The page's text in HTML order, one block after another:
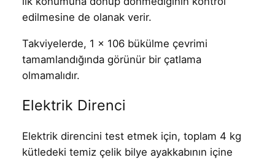
edilmesine de olanak verir.
Takviyelerde, 1 x 106 bükülme çevrimi
tamamlandığında görünür bir çatlama
olmamalıdır.
Elektrik Direnci
Elektrik direncini test etmek için, toplam 4 kg
kütledeki temiz çelik bilye ayakkabının içine